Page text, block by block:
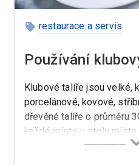
restaurace a servis
Používání
Klubové talíře jsou velké,
porcelánové, kovové,
dřevěné talíře o průměru
každé místo u stolu
pocházejí z anglického